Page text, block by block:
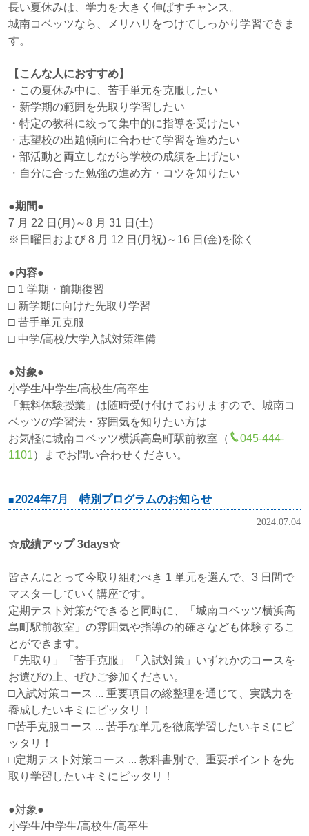
長い夏休みは、学力を大きく伸ばすチャンス。
城南コベッツなら、メリハリをつけてしっかり学習できま
す。
【こんな人におすすめ】
・この夏休み中に、苦手単元を克服したい
・新学期の範囲を先取り学習したい
・特定の教科に絞って集中的に指導を受けたい
・志望校の出題傾向に合わせて学習を進めたい
・部活動と両立しながら学校の成績を上げたい
・自分に合った勉強の進め方・コツを知りたい
●期間●
7 月 22 日(月)～8 月 31 日(土)
※日曜日および 8 月 12 日(月祝)～16 日(金)を除く
●内容●
□ 1 学期・前期復習
□ 新学期に向けた先取り学習
□ 苦手単元克服
□ 中学/高校/大学入試対策準備
●対象●
小学生/中学生/高校生/高卒生
「無料体験授業」は随時受け付けておりますので、城南コ
ベッツの学習法・雰囲気を知りたい方は
お気軽に城南コベッツ横浜高島町駅前教室（
045-444-
1101）までお問い合わせください。
2024年7月 特別プログラムのお知らせ
2024.07.04
☆成績アップ 3days☆
皆さんにとって今取り組むべき 1 単元を選んで、3 日間で
マスターしていく講座です。
定期テスト対策ができると同時に、「城南コベッツ横浜高
島町駅前教室」の雰囲気や指導の的確さなども体験するこ
とができます。
「先取り」「苦手克服」「入試対策」いずれかのコースを
お選びの上、ぜひご参加ください。
□入試対策コース ... 重要項目の総整理を通じて、実践力を
養成したいキミにピッタリ！
□苦手克服コース ... 苦手な単元を徹底学習したいキミにピ
ッタリ！
□定期テスト対策コース ... 教科書別で、重要ポイントを先
取り学習したいキミにピッタリ！
●対象●
小学生/中学生/高校生/高卒生